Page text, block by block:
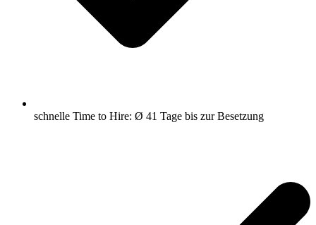
schnelle Time to Hire: Ø 41 Tage bis zur Besetzung